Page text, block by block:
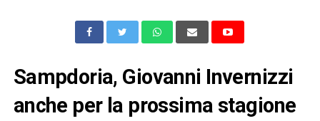
Sampdoria, Giovanni Invernizzi
anche per la prossima stagione